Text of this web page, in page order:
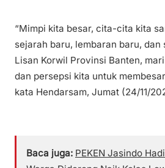
“Mimpi kita besar, cita-cita kita
sejarah baru, lembaran baru, dan
Lisan Korwil Provinsi Banten,
dan persepsi kita untuk
kata Hendarsam, Jumat (24/11/
Baca juga: PEKEN Jasindo